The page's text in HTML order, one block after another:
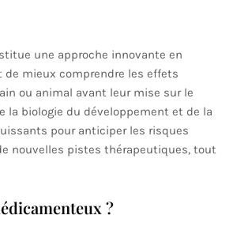
une approche innovante en
de mieux comprendre les effets
ou animal avant leur mise sur le
la biologie du développement et de la
pour anticiper les risques
nouvelles pistes thérapeutiques, tout
?